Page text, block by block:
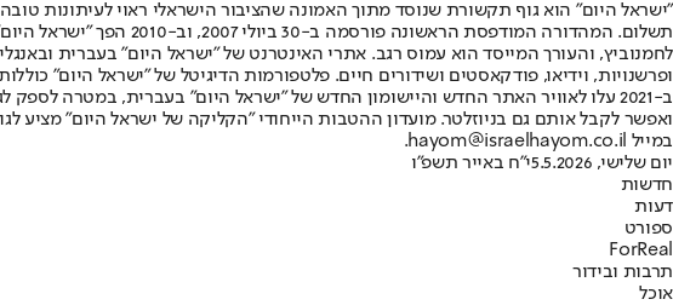
"ישראל היום" הוא גוף תקשורת שנוסד מתוך האמונה שהציבור הישראלי ראוי לעיתונות
תשלום. המהדורה
ופרשנויות, וידיאו, פודקאסטים ושידורים חיים. פלטפורמות הדיגיטל של "ישראל היום"
ב-2021 עלו לאוויר האתר החדש והיישומון החדש של "ישראל היום" בעברית, במטרה
ואפשר לקבל אותם גם בניוזלטר. מועדון ההטבות הייחודי "הקליקה של ישראל היום" מציע
במייל hayom@israelhayom.co.il.
יום שלישי, 5.5.2026
י"ח באייר תשפ"ו
חדשות
דעות
ספורט
ForReal
תרבות ובידור
אוכל